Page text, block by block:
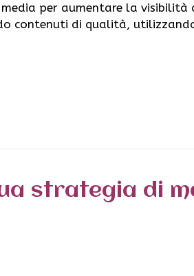
per aumentare la visibilità
contenuti di qualità,
strategia di